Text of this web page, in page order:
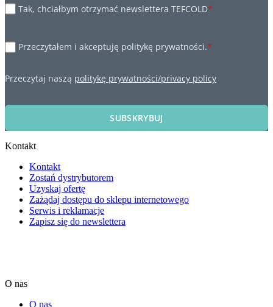
Tak, chciałbym otrzymać newslettera TEFCOLD*
Przeczytałem i akceptuję politykę prywatności.*
Przeczytaj naszą politykę prywatności/privacy policy
SUBSKRYBUJ
Kontakt
Kontakt
Zostań dystrybutorem
Uzyskaj ofertę
Zażądaj dostępu do sklepu internetowego
Serwis i reklamacje
Zapisz się do newslettera
O nas
O nas